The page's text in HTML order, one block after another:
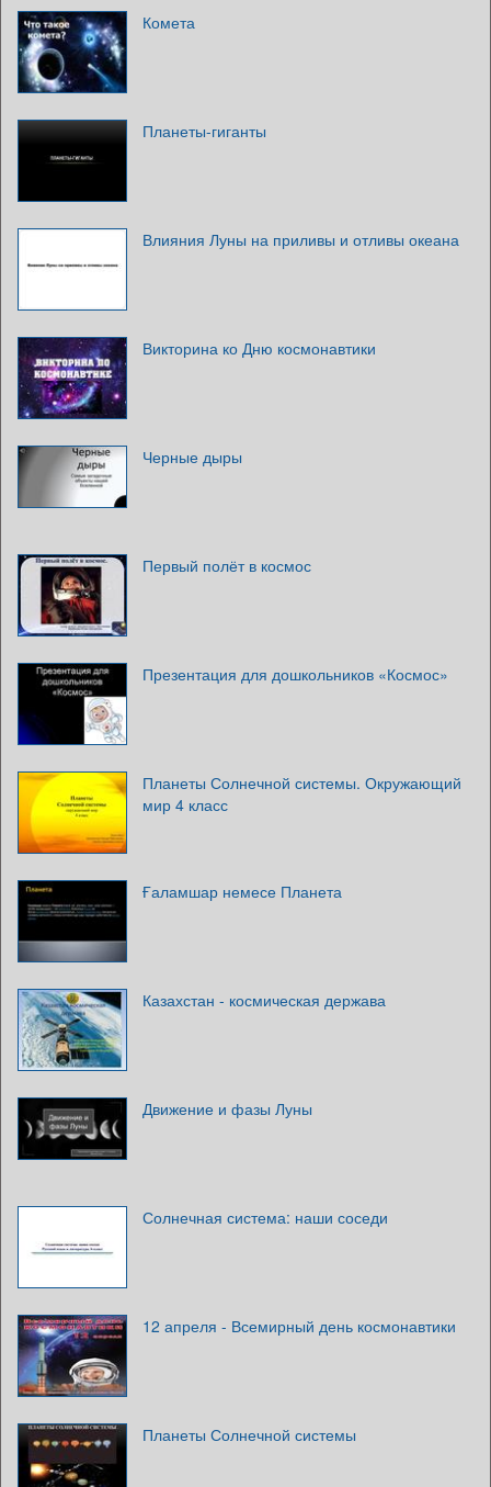
Комета
Планеты-гиганты
Влияния Луны на приливы и отливы океана
Викторина ко Дню космонавтики
Черные дыры
Первый полёт в космос
Презентация для дошкольников «Космос»
Планеты Солнечной системы. Окружающий
мир 4 класс
Ғаламшар немесе Планета
Казахстан - космическая держава
Движение и фазы Луны
Солнечная система: наши соседи
12 апреля - Всемирный день космонавтики
Планеты Солнечной системы